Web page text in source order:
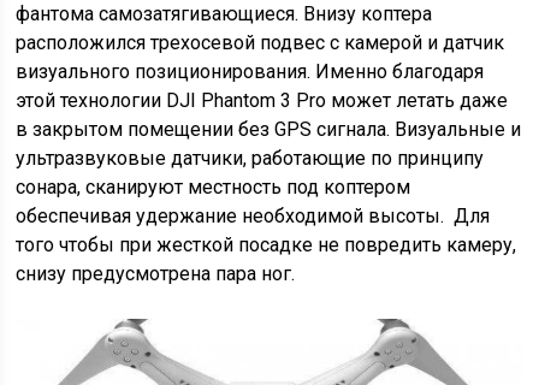
фантома самозатягивающиеся. Внизу коптера
расположился трехосевой подвес с камерой и датчик
визуального позиционирования. Именно благодаря
этой технологии DJI Phantom 3 Pro может летать даже
в закрытом помещении без GPS сигнала. Визуальные и
ультразвуковые датчики, работающие по принципу
сонара, сканируют местность под коптером
обеспечивая удержание необходимой высоты. Для
того чтобы при жесткой посадке не повредить камеру,
снизу предусмотрена пара ног.